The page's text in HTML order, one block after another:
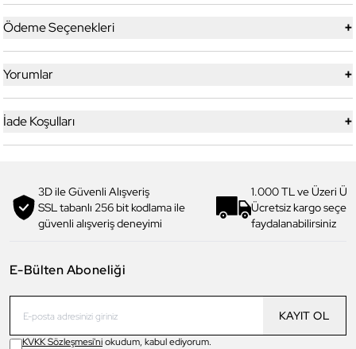
Ödeme Seçenekleri +
Yorumlar +
İade Koşulları +
3D ile Güvenli Alışveriş
SSL tabanlı 256 bit kodlama ile
güvenli alışveriş deneyimi
1.000 TL ve Üzeri
Ücretsiz kargo
faydalanabilirsiniz
E-Bülten Aboneliği
KAYIT OL
KVKK Sözleşmesi'niokudum, kabul ediyorum.